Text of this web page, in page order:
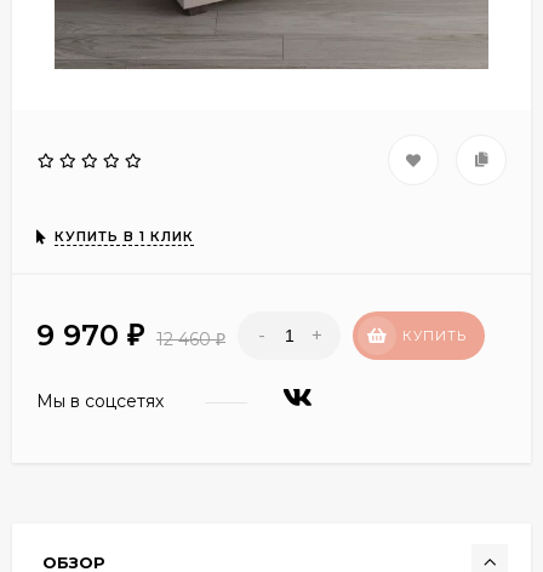
КУПИТЬ В 1 КЛИК
9 970 ₽ 12 460₽ - + КУПИТЬ
Мы в соцсетях
ОБЗОР